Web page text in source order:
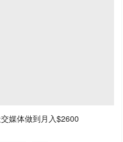
媒体做到月入$2600